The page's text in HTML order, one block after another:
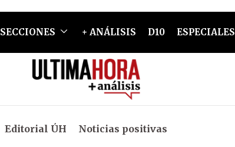
SECCIONES + ANÁLISIS D10 ESPECIALES
Editorial ÚH Noticias positivas